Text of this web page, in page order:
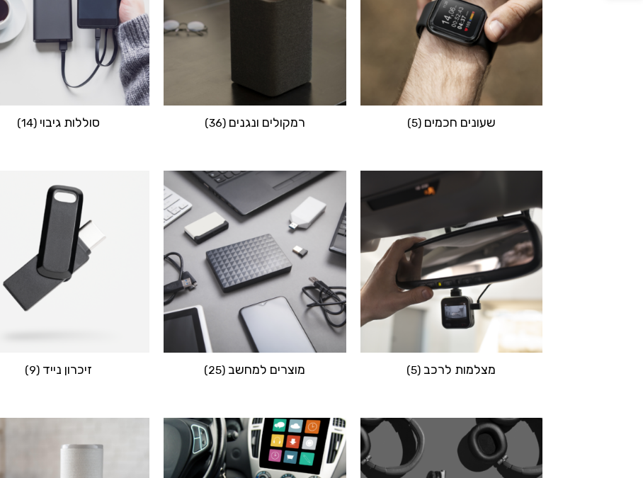
שעונים חכמים(5) רמקולים ונגנים(36) סוללות גיבוי(14)
מצלמות לרכב (5) מוצרים למחשב (25) זיכרון נייד(9)